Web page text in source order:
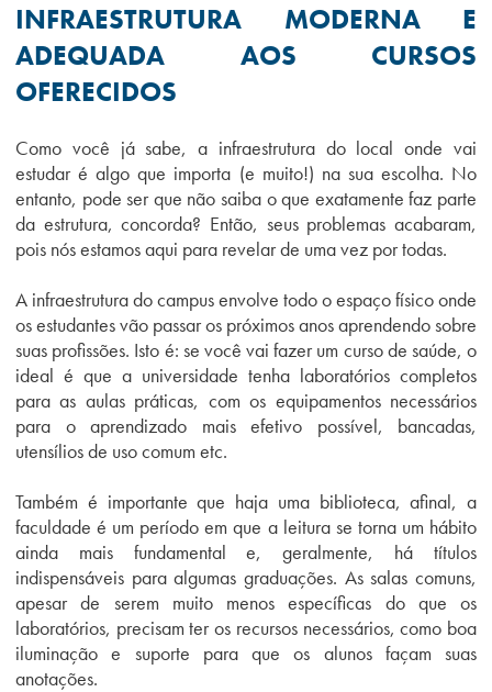
INFRAESTRUTURA MODERNA E
ADEQUADA AOS CURSOS
OFERECIDOS
Como você já sabe, a infraestrutura do local onde vai
estudar é algo que importa (e muito!) na sua escolha. No
entanto, pode ser que não saiba o que exatamente faz parte
da estrutura, concorda? Então, seus problemas acabaram,
pois nós estamos aqui para revelar de uma vez por todas.
A infraestrutura do campus envolve todo o espaço físico onde
os estudantes vão passar os próximos anos aprendendo sobre
suas profissões. Isto é: se você vai fazer um curso de saúde, o
ideal é que a universidade tenha laboratórios completos
para as aulas práticas, com os equipamentos necessários
para o aprendizado mais efetivo possível, bancadas,
utensílios de uso comum etc.
Também é importante que haja uma biblioteca, afinal, a
faculdade é um período em que a leitura se torna um hábito
ainda mais fundamental e, geralmente, há títulos
indispensáveis para algumas graduações. As salas comuns,
apesar de serem muito menos específicas do que os
laboratórios, precisam ter os recursos necessários, como boa
iluminação e suporte para que os alunos façam suas
anotações.